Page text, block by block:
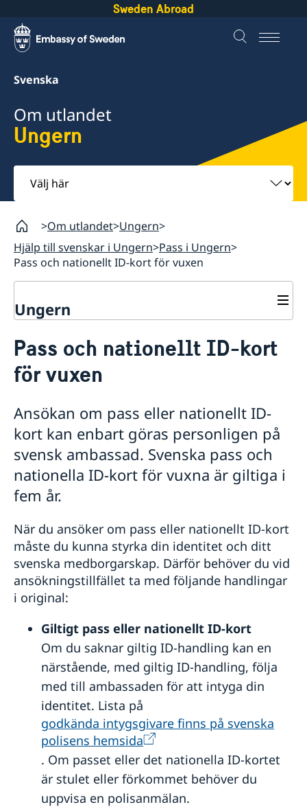
Sweden Abroad
Svenska
Om utlandet
Ungern
Välj
här
Om utlandet Ungern
Hjälp till svenskar i Ungern Pass i Ungern
Pass och nationellt ID-kort för vuxen
Ungern
Hjälp till svenskar i Ungern
Rösta i Ungern
Akut hjälp
Pass i Ungern
Boka tid för pass och nationellt ID-kort i Ungern
Pass och nationellt ID-kort för vuxen
Pass och nationellt ID-kort för barn
Hjälp kring medborgarskap
Gifta sig i Ungern
Avgifter
Reseinformation
Ambassadens reseinformation
Aktuella händelser
Allmänna säkerhetsläget
Naturförhållanden och katastrofer
In- och utresebestämmelser
Hälso- och sjukvård
Kriminalitet och personlig säkerhet
Trafiksäkerhet
Service för svenska företag
Pass och nationellt ID-kort
för vuxen
Ansökan om pass eller nationellt ID-
kort kan enbart göras personligen på
svensk ambassad. Svenska pass och
nationella ID-kort för vuxna är giltiga i
fem år.
När du ansöker om pass eller nationellt ID-kort
måste du kunna styrka din identitet och ditt
svenska medborgarskap. Därför behöver du vid
ansökningstillfället ta med följande handlingar
i original:
Giltigt pass eller nationellt ID-kort
Om du saknar giltig ID-handling kan en
närstående, med giltig ID-handling, följa
med till ambassaden för att intyga din
identitet. Lista på
godkända intygsgivare finns på svenska
polisens hemsida
. Om passet eller det nationella ID-kortet
är stulet eller förkommet behöver du
uppvisa en polisanmälan.